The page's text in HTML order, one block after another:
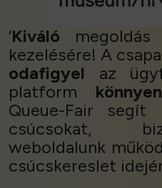
‘Kiváló
kezelésére! A
odafigyel az
platform
Queue-Fair segít
csúcsokat,
weboldalunk
csúcskereslet